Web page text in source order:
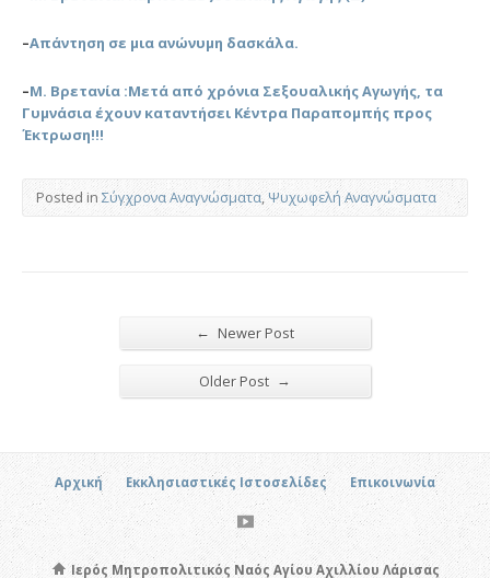
–Απάντηση σε μια ανώνυμη δασκάλα.
–Μ. Βρετανία :Μετά από χρόνια Σεξουαλικής Αγωγής, τα
Γυμνάσια έχουν καταντήσει Κέντρα Παραπομπής προς
Έκτρωση!!!
Posted in Σύγχρονα Αναγνώσματα,Ψυχωφελή Αναγνώσματα
← Newer Post
Older Post →
Αρχική Εκκλησιαστικές Ιστοσελίδες Επικοινωνία
Ιερός Μητροπολιτικός Ναός Αγίου Αχιλλίου Λάρισας